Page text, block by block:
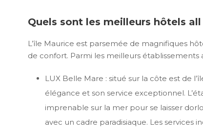
Quels sont les meilleurs hôtels
L’île Maurice est parsemée de magnifiques
de confort. Parmi les meilleurs établissements
LUX Belle Mare : situé sur la côte est de
élégance et son service exceptionnel.
imprenable sur la mer pour se laisser
avec un cadre paradisiaque. Les